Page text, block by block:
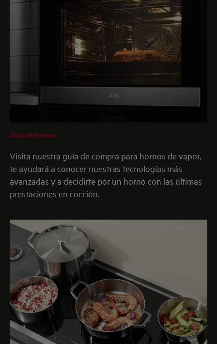
Guía de hornos
Visita nuestra guía de compra para hornos de vapor,
te ayudará a conocer nuestras tecnologías más
avanzadas y a decidirte por un horno con las últimas
prestaciones en cocción.